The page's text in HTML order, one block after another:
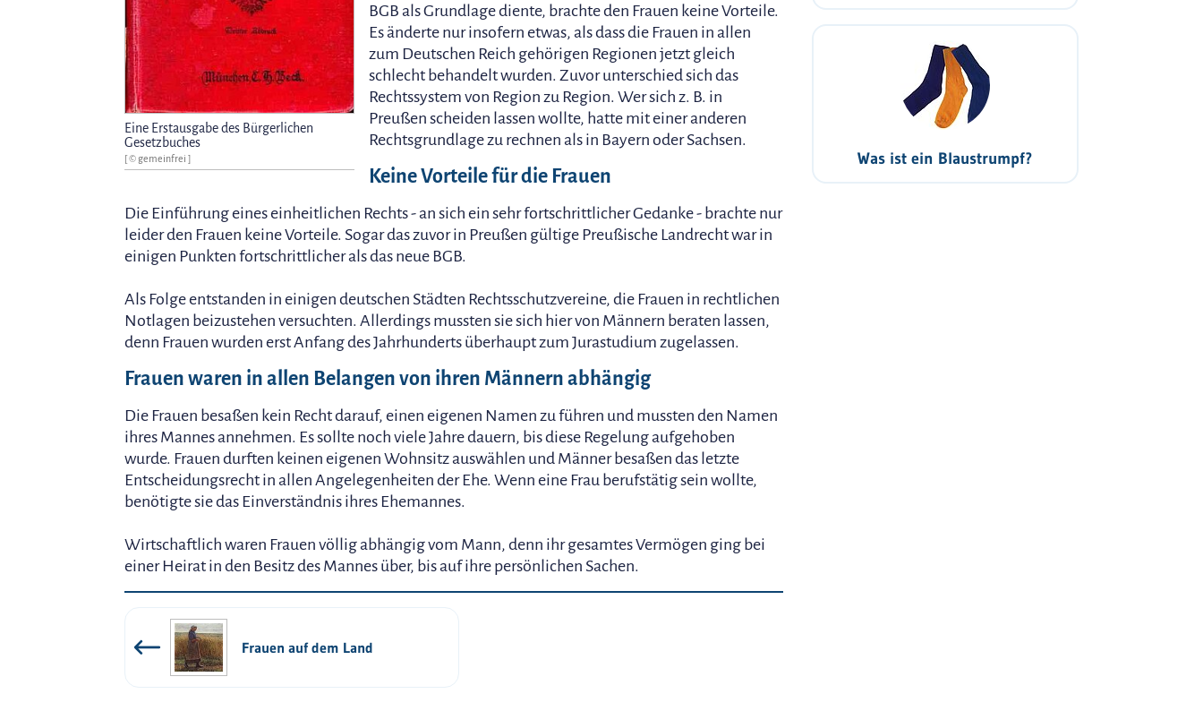
Eine Erstausgabe des Bürgerlichen
Gesetzbuches
[ © gemeinfrei ]
BGB als Grundlage diente, brachte den Frauen keine Vorteile.
Es änderte nur insofern etwas, als dass die Frauen in allen
zum Deutschen Reich gehörigen Regionen jetzt gleich
schlecht behandelt wurden. Zuvor unterschied sich das
Rechtssystem von Region zu Region. Wer sich z. B. in
Preußen scheiden lassen wollte, hatte mit einer anderen
Rechtsgrundlage zu rechnen als in Bayern oder Sachsen.
Keine Vorteile für die Frauen
Die Einführung eines einheitlichen Rechts - an sich ein sehr fortschrittlicher Gedanke - brachte nur
leider den Frauen keine Vorteile. Sogar das zuvor in Preußen gültige Preußische Landrecht war in
einigen Punkten fortschrittlicher als das neue BGB.
Als Folge entstanden in einigen deutschen Städten Rechtsschutzvereine, die Frauen in rechtlichen
Notlagen beizustehen versuchten. Allerdings mussten sie sich hier von Männern beraten lassen,
denn Frauen wurden erst Anfang des Jahrhunderts überhaupt zum Jurastudium zugelassen.
Frauen waren in allen Belangen von ihren Männern abhängig
Die Frauen besaßen kein Recht darauf, einen eigenen Namen zu führen und mussten den Namen
ihres Mannes annehmen. Es sollte noch viele Jahre dauern, bis diese Regelung aufgehoben
wurde. Frauen durften keinen eigenen Wohnsitz auswählen und Männer besaßen das letzte
Entscheidungsrecht in allen Angelegenheiten der Ehe. Wenn eine Frau berufstätig sein wollte,
benötigte sie das Einverständnis ihres Ehemannes.
Wirtschaftlich waren Frauen völlig abhängig vom Mann, denn ihr gesamtes Vermögen ging bei
einer Heirat in den Besitz des Mannes über, bis auf ihre persönlichen Sachen.
Frauen auf dem Land
Was ist ein Blaustrumpf?